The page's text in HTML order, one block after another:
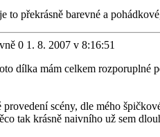
to překrásně barevné a
1. 8. 2007 v 8:16:51
dílka mám celkem rozporuplné
scény, dle mého
tak krásně naivního už sem